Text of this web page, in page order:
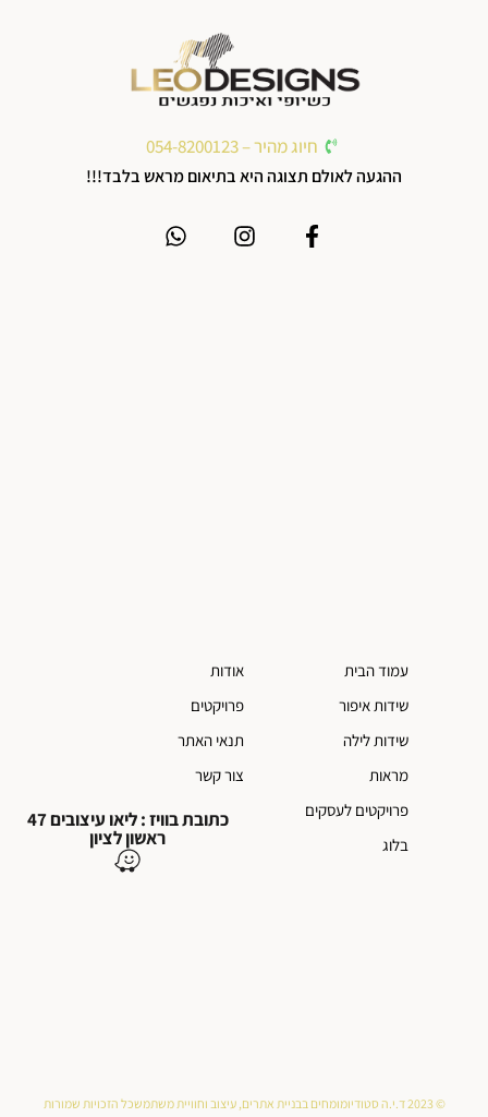
חיוג מהיר – 054-8200123
ההגעה לאולם תצוגה היא בתיאום מראש בלבד!!!
עמוד הבית
שידות איפור
שידות לילה
מראות
פרויקטים לעסקים
בלוג
אודות
פרויקטים
תנאי האתר
צור קשר
כתובת בוויז : ליאו עיצובים 47
ראשון לציון
© 2023 ד.י.ה סטודיו מומחים בבניית אתרים, עיצוב וחוויית משתמשכל הזכויות שמורות